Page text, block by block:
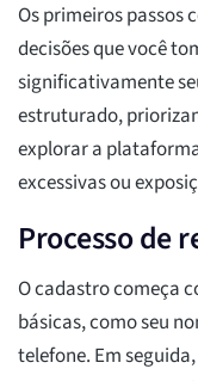
Os primeiros passos
decisões que você
significativamente
estruturado,
explorar a
excessivas ou
Processo de
O cadastro começa
básicas, como seu
telefone. Em